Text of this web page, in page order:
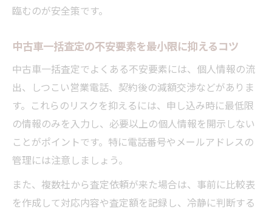
中古車一括査定で強引な勧誘を断る方法
安心して中古車査定を受けるための対処法
断り方が重要な中古車一括査定の実践例
無理な勧誘に負けない中古車売却の心得
臨むのが安全策です。
中古車一括査定の不安要素を最小限に抑えるコツ
中古車一括査定でよくある不安要素には、個人情報の流
出、しつこい営業電話、契約後の減額交渉などがありま
す。これらのリスクを抑えるには、申し込み時に最低限
の情報のみを入力し、必要以上の個人情報を開示しない
ことがポイントです。特に電話番号やメールアドレスの
管理には注意しましょう。
また、複数社から査定依頼が来た場合は、事前に比較表
を作成して対応内容や査定額を記録し、冷静に判断する